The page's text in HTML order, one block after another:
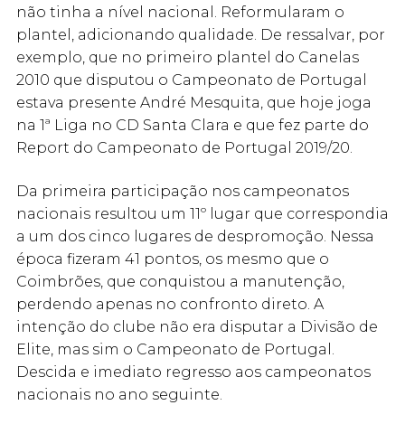
não tinha a nível nacional. Reformularam o
plantel, adicionando qualidade. De ressalvar, por
exemplo, que no primeiro plantel do Canelas
2010 que disputou o Campeonato de Portugal
estava presente André Mesquita, que hoje joga
na 1ª Liga no CD Santa Clara e que fez parte do
Report do Campeonato de Portugal 2019/20.
Da primeira participação nos campeonatos
nacionais resultou um 11º lugar que correspondia
a um dos cinco lugares de despromoção. Nessa
época fizeram 41 pontos, os mesmo que o
Coimbrões, que conquistou a manutenção,
perdendo apenas no confronto direto. A
intenção do clube não era disputar a Divisão de
Elite, mas sim o Campeonato de Portugal.
Descida e imediato regresso aos campeonatos
nacionais no ano seguinte.